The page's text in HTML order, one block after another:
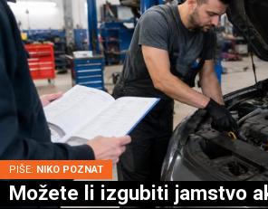
PIŠE: NIKO POZNAT
Možete li izgubiti jamstvo